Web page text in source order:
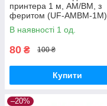
принтера 1 м, AM/BM, з
феритом (UF-AMBM-1M)
В наявності 1 од.
80 ₴ 100 ₴
Купити
–20%